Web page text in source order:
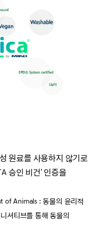
원료를 사용하지 않기로
승인 비건' 인증을
Animals : 동물의 윤리적
셔티브를 통해동물의